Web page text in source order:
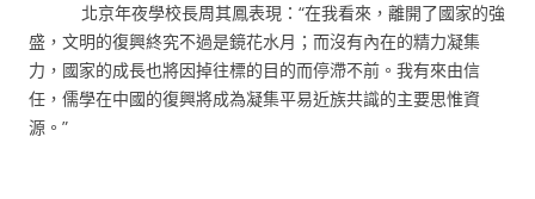
北京年夜學校長周其鳳表現：“在我看來，離開了國家的強
盛，文明的復興終究不過是鏡花水月；而沒有內在的精力凝集
力，國家的成長也將因掉往標的目的而停滯不前。我有來由信
任，儒學在中國的復興將成為凝集平易近族共識的主要思惟資
源。”